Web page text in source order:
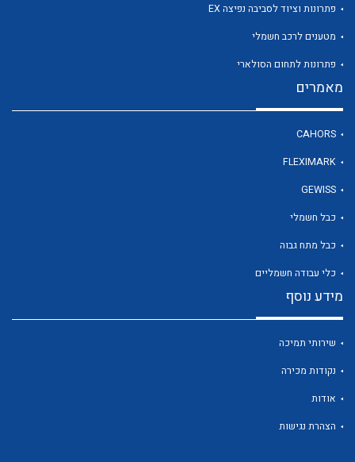
לכל מוצרי היצרן
לכל מוצרי היצרן
פתרונות וציוד לסביבה נפיצה EX
מטענים לרכב חשמלי
פתרונות לתחום הסולארי
מאמרים
CAHORS
FLEXIMARK
GEWISS
כבל חשמלי
כבל מתח גבוה
כלי עבודה חשמליים
מידע נוסף
שירותי תמיכה
נקודות מכירה
אודות
הצהרת נגישות